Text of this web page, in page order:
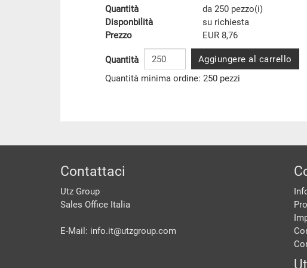
Quantità
da 250 pezzo(i)
Disponbilità
su richiesta
Prezzo
EUR 8,76
Quantità
Aggiungere al carrello
Quantità minima ordine: 250 pezzi
piè di pagine
Contattaci
Utz Group
Sales Office Italia
E-Mail: info.it@utzgroup.com